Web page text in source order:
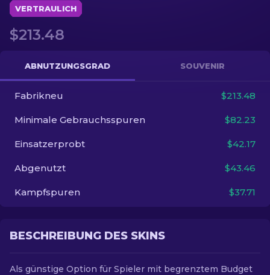
Handschuh
Andere
DE
VERTRAULICH
$213.48
ABNUTZUNGSGRAD SOUVENIR
Fabrikneu $213.48
Minimale Gebrauchsspuren $82.23
Einsatzerprobt $42.17
Abgenutzt $43.46
Kampfspuren $37.71
BESCHREIBUNG DES SKINS
Als günstige Option für Spieler mit begrenztem Budget